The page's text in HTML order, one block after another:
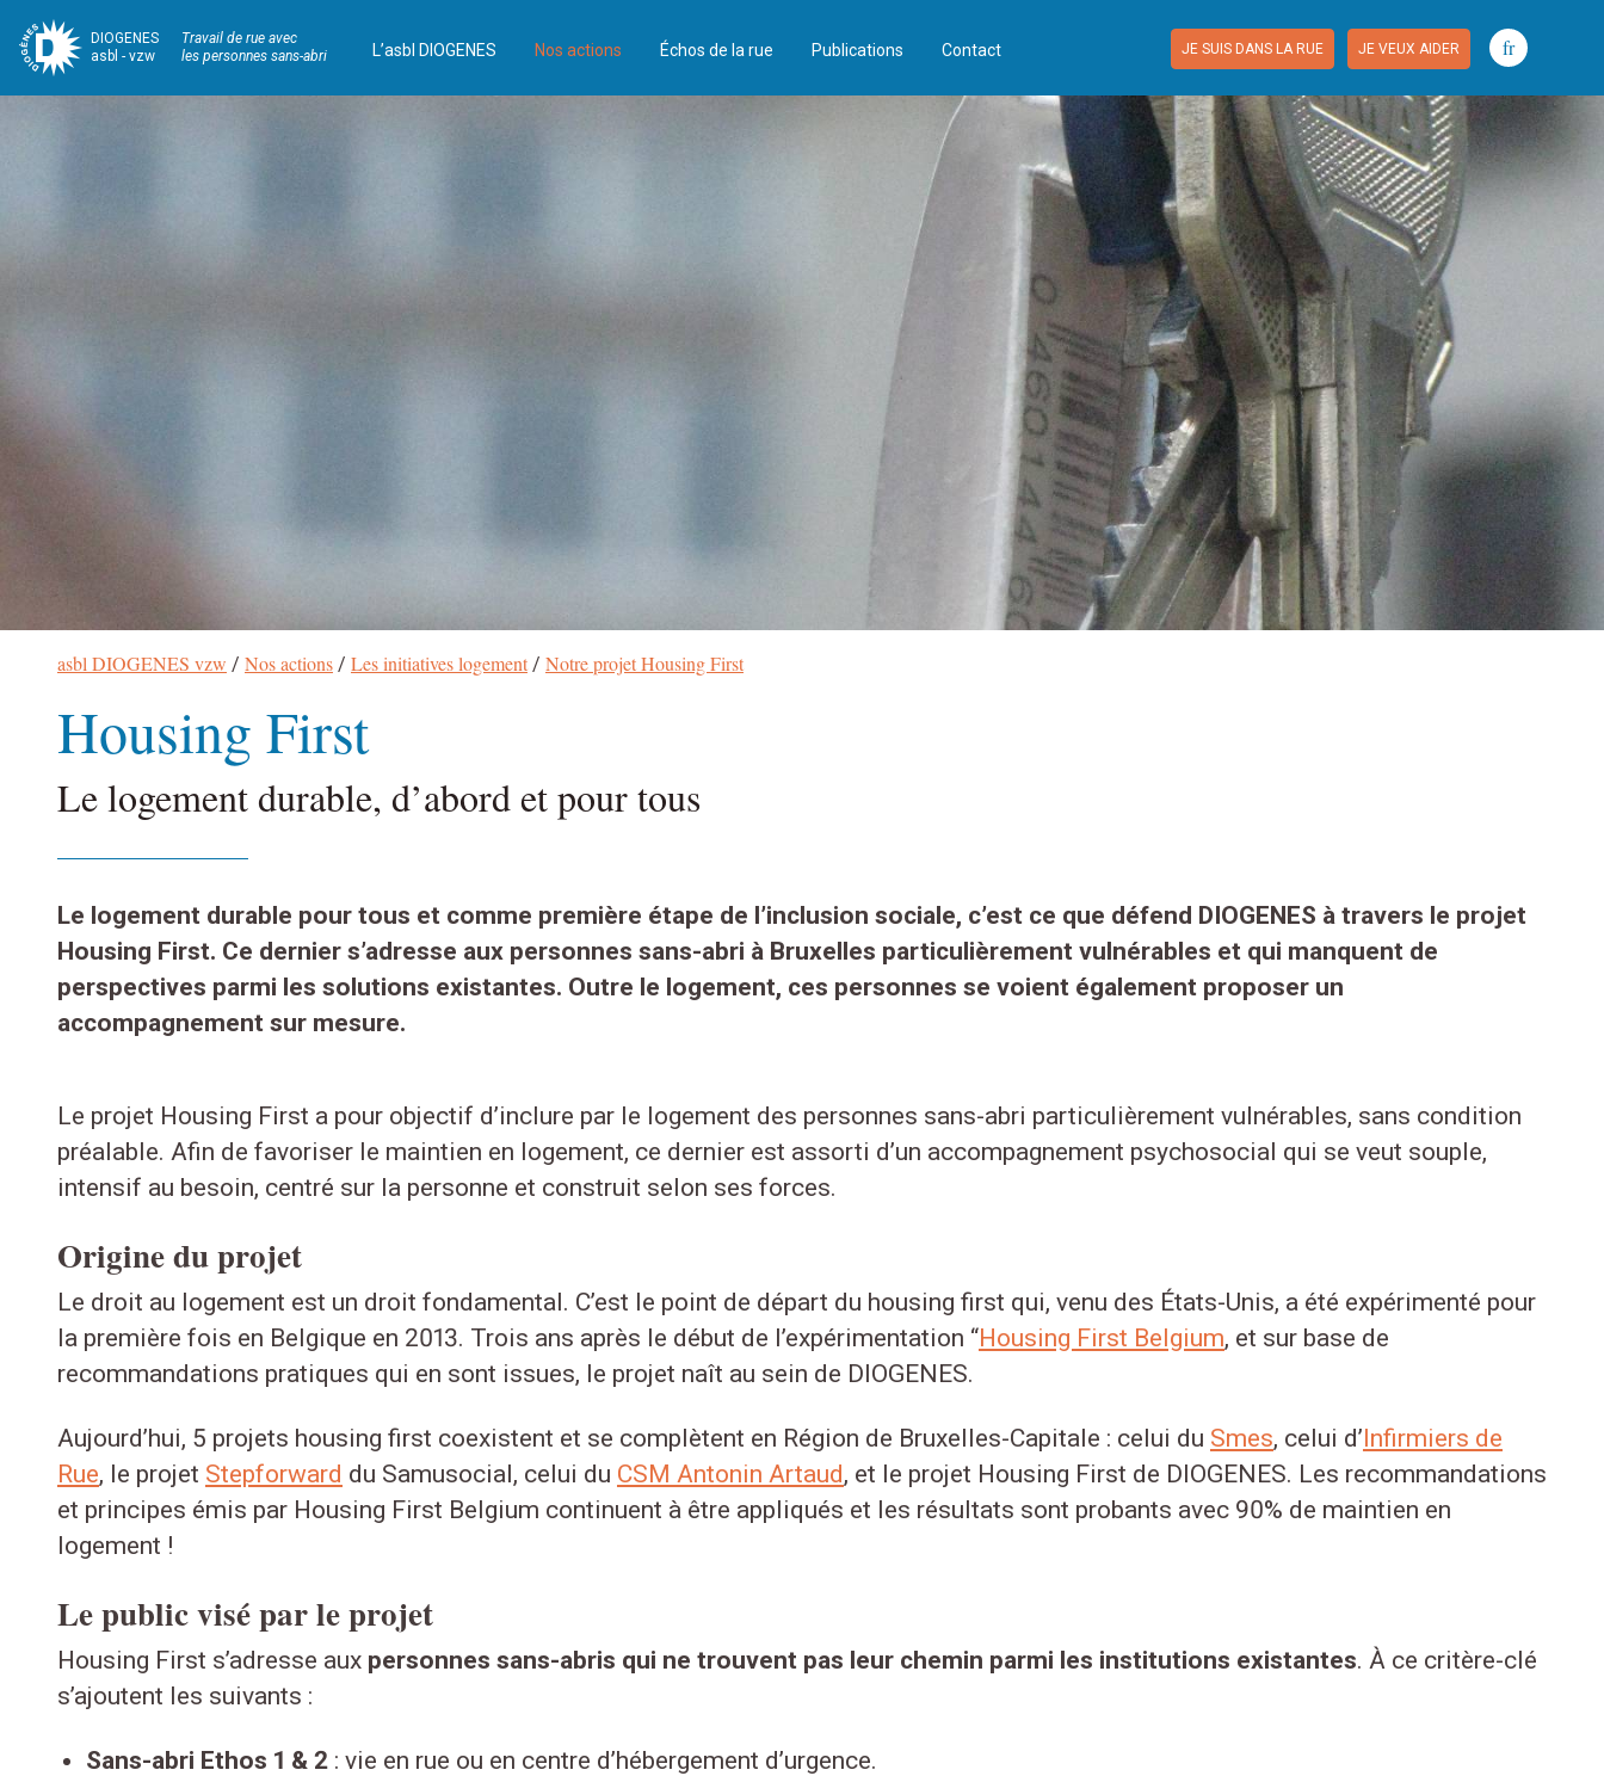
DIOGENES
asbl - vzw
Travail de rue avec
les personnes sans-abri
JE SUIS DANS LA RUE JE VEUX AIDER fr
L’asbl DIOGENES Nos actions Échos de la rue Publications Contact
Fil
asbl DIOGENES vzw / Nos actions/ Les initiatives logement/ Notre projet Housing First
Housing First
Le logement durable, d’abord et pour tous
Le logement durable pour tous et comme première étape de l’inclusion sociale, c’est ce que défend DIOGENES à travers le projet
Housing First. Ce dernier s’adresse aux personnes sans-abri à Bruxelles particulièrement vulnérables et qui manquent de
perspectives parmi les solutions existantes. Outre le logement, ces personnes se voient également proposer un
accompagnement sur mesure.
Le projet Housing First a pour objectif d’inclure par le logement des personnes sans-abri particulièrement vulnérables, sans condition
préalable. Afin de favoriser le maintien en logement, ce dernier est assorti d’un accompagnement psychosocial qui se veut souple,
intensif au besoin, centré sur la personne et construit selon ses forces.
Origine du projet
Le droit au logement est un droit fondamental. C’est le point de départ du housing first qui, venu des États-Unis, a été expérimenté pour
la première fois en Belgique en 2013. Trois ans après le début de l’expérimentation “Housing First Belgium, et sur base de
recommandations pratiques qui en sont issues, le projet naît au sein de DIOGENES.
Aujourd’hui, 5 projets housing first coexistent et se complètent en Région de Bruxelles-Capitale : celui du Smes, celui d’Infirmiers de
Rue, le projet Stepforward du Samusocial, celui du CSM Antonin Artaud, et le projet Housing First de DIOGENES. Les recommandations
et principes émis par Housing First Belgium continuent à être appliqués et les résultats sont probants avec 90% de maintien en
logement !
Le public visé par le projet
Housing First s’adresse aux personnes sans-abris qui ne trouvent pas leur chemin parmi les institutions existantes. À ce critère-clé
s’ajoutent les suivants :
Sans-abri Ethos 1 & 2: vie en rue ou en centre d’hébergement d’urgence.